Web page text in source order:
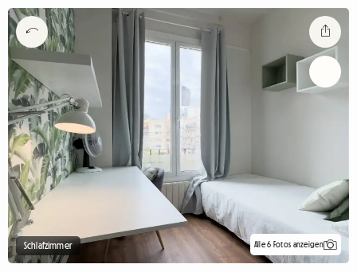
Schlafzimmer Alle 6 Fotos anzeigen